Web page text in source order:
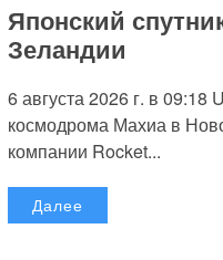
Японский
Зеландии
6 августа 2026 г. в 09:18
космодрома Махиа в
компании Rocket...
Далее